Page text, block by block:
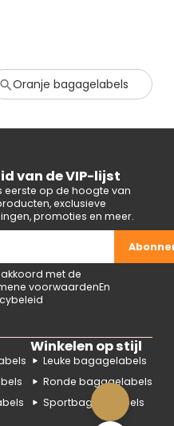
Oranje bagagelabels
van de VIP-lijst
eerste op de hoogte van
exclusieve
promoties en meer.
met de
voorwaardenEn
Winkelen op stijl
Leuke bagagelabels
Ronde bagagelabels
Sportbagagelabels